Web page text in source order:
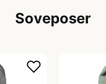
Soveposer